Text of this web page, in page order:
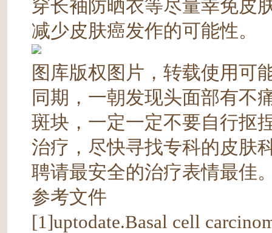
穿长袖防晒衣等尽量幸免皮
减少皮肤癌发作的可能性。
图库版权图片，转载使用可
同期，一朝发现头面部有不
斑块，一定一定不要自行抠
治疗，尽快寻找专科的皮肤
聘请最安全的治疗表情最佳
参考文件
[1]uptodate.Basal cell